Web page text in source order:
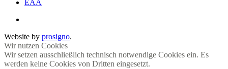
EAA
Website by prosigno.
Wir nutzen Cookies
Wir setzen ausschließlich technisch notwendige Cookies ein. Es
werden keine Cookies von Dritten eingesetzt.